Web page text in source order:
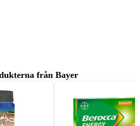
från Bayer